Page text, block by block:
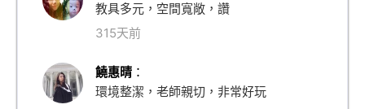
教具多元，空間寬敞，讚
315天前
饒惠晴 ：
環境整潔，老師親切，非常好玩